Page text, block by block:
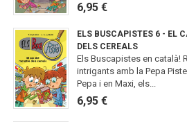
6,95 €
ELS BUSCAPISTES 6 - EL
DELS CEREALS
Els Buscapistes en català!
intrigants amb la Pepa
Pepa i en Maxi, els...
6,95 €